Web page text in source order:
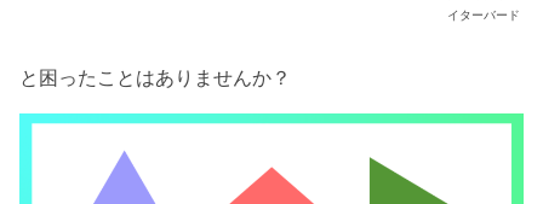
イターバード
と困ったことはありませんか？